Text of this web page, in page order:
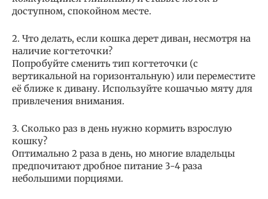
доступном, спокойном месте.
2. Что делать, если кошка дерет диван, несмотря на
наличие когтеточки?
Попробуйте сменить тип когтеточки (с
вертикальной на горизонтальную) или переместите
её ближе к дивану. Используйте кошачью мяту для
привлечения внимания.
3. Сколько раз в день нужно кормить взрослую
кошку?
Оптимально 2 раза в день, но многие владельцы
предпочитают дробное питание 3-4 раза
небольшими порциями.